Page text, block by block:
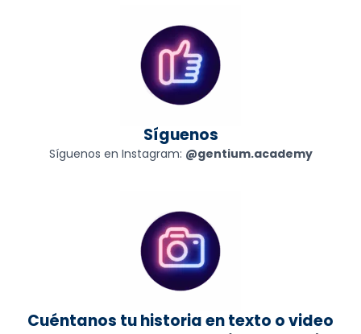
Síguenos
Síguenos en Instagram: @gentium.academy
Cuéntanos tu historia en texto o video